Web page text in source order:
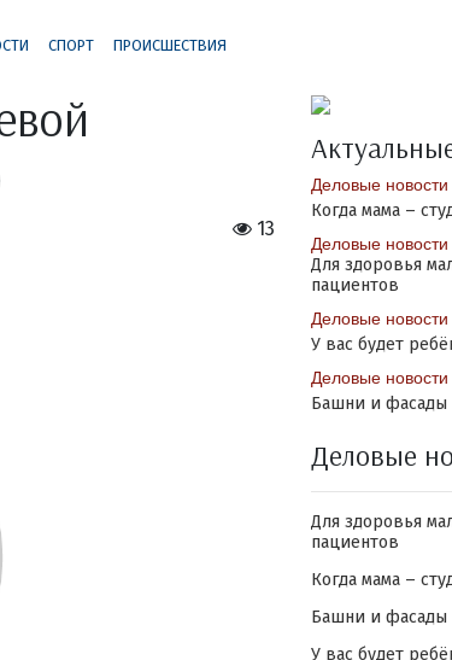
СПОРТ ПРОИСШЕСТВИЯ
13
Деловые новости
Когда мама –
Деловые новости
Для здоровья
пациентов
Деловые новости
У вас будет
Деловые новости
Башни и фасады
Деловые
Для здоровья
пациентов
Когда мама –
Башни и фасады
У вас будет